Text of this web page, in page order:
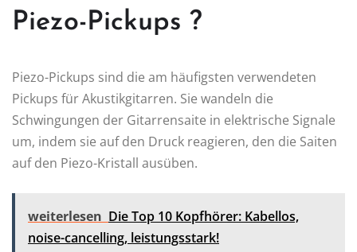
Piezo-Pickups ?
Piezo-Pickups sind die am häufigsten verwendeten
Pickups für Akustikgitarren. Sie wandeln die
Schwingungen der Gitarrensaite in elektrische Signale
um, indem sie auf den Druck reagieren, den die Saiten
auf den Piezo-Kristall ausüben.
weiterlesen Die Top 10 Kopfhörer: Kabellos,
noise-cancelling, leistungsstark!